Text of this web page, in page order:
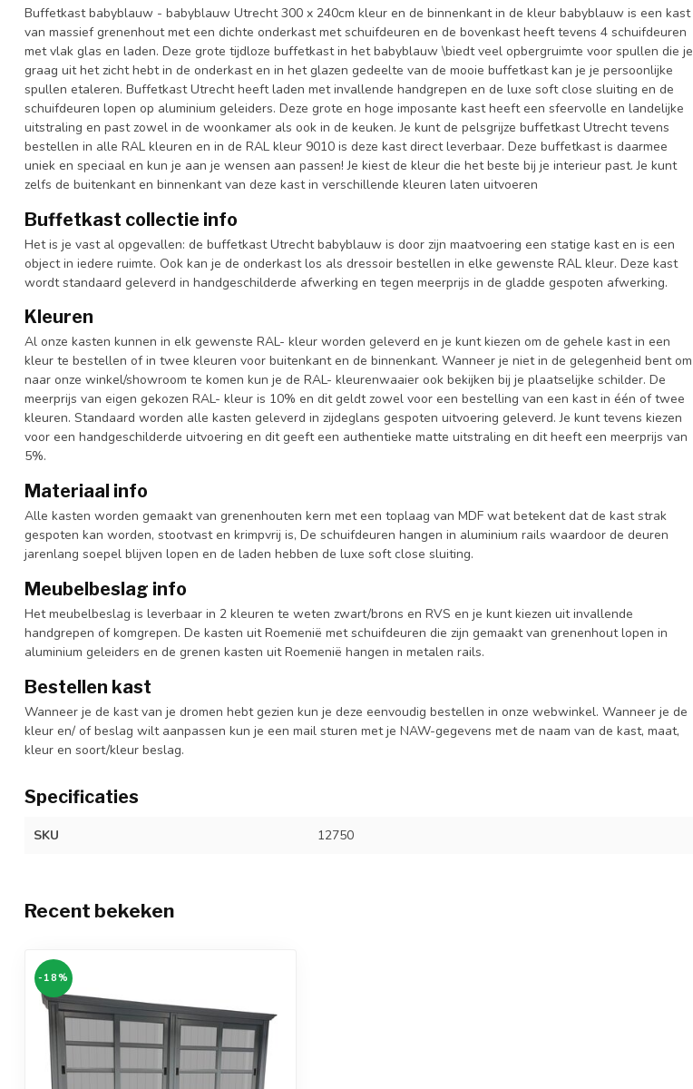
Buffetkast babyblauw - babyblauw Utrecht 300 x 240cm kleur en de binnenkant in de kleur babyblauw is een kast
van massief grenenhout met een dichte onderkast met schuifdeuren en de bovenkast heeft tevens 4 schuifdeuren
met vlak glas en laden. Deze grote tijdloze buffetkast in het babyblauw \biedt veel opbergruimte voor spullen die je
graag uit het zicht hebt in de onderkast en in het glazen gedeelte van de mooie buffetkast kan je je persoonlijke
spullen etaleren. Buffetkast Utrecht heeft laden met invallende handgrepen en de luxe soft close sluiting en de
schuifdeuren lopen op aluminium geleiders. Deze grote en hoge imposante kast heeft een sfeervolle en landelijke
uitstraling en past zowel in de woonkamer als ook in de keuken. Je kunt de pelsgrijze buffetkast Utrecht tevens
bestellen in alle RAL kleuren en in de RAL kleur 9010 is deze kast direct leverbaar. Deze buffetkast is daarmee
uniek en speciaal en kun je aan je wensen aan passen! Je kiest de kleur die het beste bij je interieur past. Je kunt
zelfs de buitenkant en binnenkant van deze kast in verschillende kleuren laten uitvoeren
Buffetkast collectie info
Het is je vast al opgevallen: de buffetkast Utrecht babyblauw is door zijn maatvoering een statige kast en is een
object in iedere ruimte. Ook kan je de onderkast los als dressoir bestellen in elke gewenste RAL kleur. Deze kast
wordt standaard geleverd in handgeschilderde afwerking en tegen meerprijs in de gladde gespoten afwerking.
Kleuren
Al onze kasten kunnen in elk gewenste RAL- kleur worden geleverd en je kunt kiezen om de gehele kast in een
kleur te bestellen of in twee kleuren voor buitenkant en de binnenkant. Wanneer je niet in de gelegenheid bent om
naar onze winkel/showroom te komen kun je de RAL- kleurenwaaier ook bekijken bij je plaatselijke schilder. De
meerprijs van eigen gekozen RAL- kleur is 10% en dit geldt zowel voor een bestelling van een kast in één of twee
kleuren. Standaard worden alle kasten geleverd in zijdeglans gespoten uitvoering geleverd. Je kunt tevens kiezen
voor een handgeschilderde uitvoering en dit geeft een authentieke matte uitstraling en dit heeft een meerprijs van
5%.
Materiaal info
Alle kasten worden gemaakt van grenenhouten kern met een toplaag van MDF wat betekent dat de kast strak
gespoten kan worden, stootvast en krimpvrij is, De schuifdeuren hangen in aluminium rails waardoor de deuren
jarenlang soepel blijven lopen en de laden hebben de luxe soft close sluiting.
Meubelbeslag info
Het meubelbeslag is leverbaar in 2 kleuren te weten zwart/brons en RVS en je kunt kiezen uit invallende
handgrepen of komgrepen. De kasten uit Roemenië met schuifdeuren die zijn gemaakt van grenenhout lopen in
aluminium geleiders en de grenen kasten uit Roemenië hangen in metalen rails.
Bestellen kast
Wanneer je de kast van je dromen hebt gezien kun je deze eenvoudig bestellen in onze webwinkel. Wanneer je de
kleur en/ of beslag wilt aanpassen kun je een mail sturen met je NAW-gegevens met de naam van de kast, maat,
kleur en soort/kleur beslag.
Specificaties
SKU 12750
Recent bekeken
-18%